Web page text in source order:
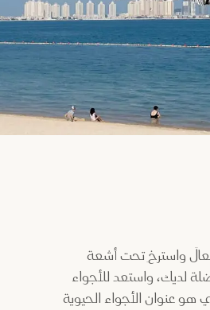
تعالَ واسترخِ تحت أشعة
لديك، واستعد للأجواء
عنوان الأجواء الحيوية